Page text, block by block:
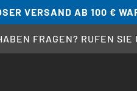
VERSAND AB 100 €
FRAGEN? RUFEN SIE